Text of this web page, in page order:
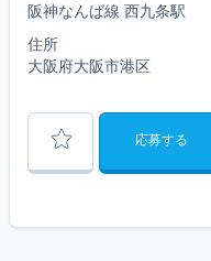
阪神なんば線 西九条駅
住所
大阪府大阪市港区
応募する